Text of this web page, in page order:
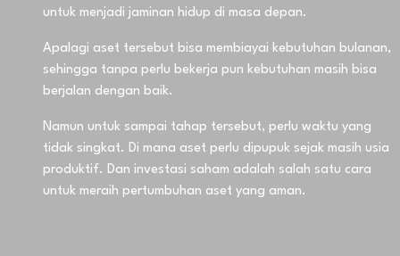
untuk menjadi jaminan hidup di masa depan.
Apalagi aset tersebut bisa membiayai kebutuhan bulanan,
sehingga tanpa perlu bekerja pun kebutuhan masih bisa
berjalan dengan baik.
Namun untuk sampai tahap tersebut, perlu waktu yang
tidak singkat. Di mana aset perlu dipupuk sejak masih usia
produktif. Dan investasi saham adalah salah satu cara
untuk meraih pertumbuhan aset yang aman.